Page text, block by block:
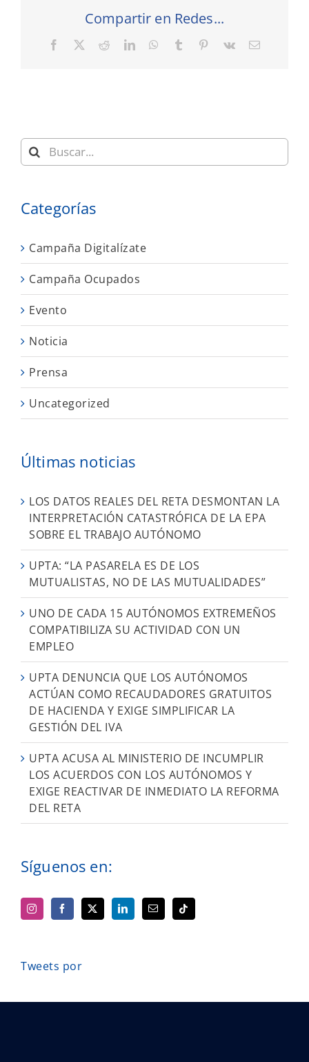
Compartir en Redes...
Facebook RedditLinkedInWhatsApp
Tumblr Pinterest
Vk
Correo
Buscar:
Categorías
Campaña Digitalízate
Campaña Ocupados
Evento
Noticia
Prensa
Uncategorized
Últimas noticias
LOS DATOS REALES DEL RETA DESMONTAN LA
INTERPRETACIÓN CATASTRÓFICA DE LA EPA
SOBRE EL TRABAJO AUTÓNOMO
UPTA: “LA PASARELA ES DE LOS
MUTUALISTAS, NO DE LAS MUTUALIDADES”
UNO DE CADA 15 AUTÓNOMOS EXTREMEÑOS
COMPATIBILIZA SU ACTIVIDAD CON UN
EMPLEO
UPTA DENUNCIA QUE LOS AUTÓNOMOS
ACTÚAN COMO RECAUDADORES GRATUITOS
DE HACIENDA Y EXIGE SIMPLIFICAR LA
GESTIÓN DEL IVA
UPTA ACUSA AL MINISTERIO DE INCUMPLIR
LOS ACUERDOS CON LOS AUTÓNOMOS Y
EXIGE REACTIVAR DE INMEDIATO LA REFORMA
DEL RETA
Síguenos en:
Tweets por